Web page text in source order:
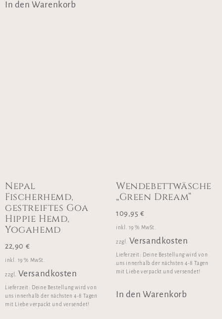
In den Warenkorb
Nepal
Fischerhemd,
gestreiftes Goa
Hippie Hemd,
Yogahemd
22,90 €
inkl. 19 % MwSt.
zzgl. Versandkosten
Lieferzeit: Deine Bestellung wird von
uns innerhalb der nächsten 4-8 Tagen
mit Liebe verpackt und versendet!
Wendebettwäsche
„Green Dream“
109,95€
inkl. 19 % MwSt.
zzgl. Versandkosten
Lieferzeit: Deine Bestellung wird von
uns innerhalb der nächsten 4-8 Tagen
mit Liebe verpackt und versendet!
In den Warenkorb